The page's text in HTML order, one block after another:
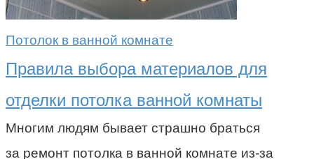
Потолок в ванной комнате
Правила выбора материалов для
отделки потолка ванной комнаты
Многим людям бывает страшно браться
за ремонт потолка в ванной комнате из-за